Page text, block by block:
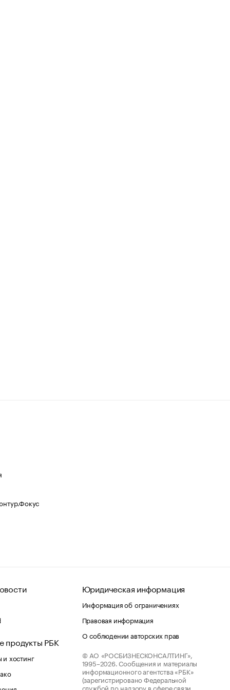
продукты РБК
хостинг
Юридическая информация
Информация об ограничениях
Правовая информация
О соблюдении авторских прав
© АО «РОСБИЗНЕСКОНСАЛТИНГ»,
1995–2026. Сообщения и материалы
информационного агентства «РБК»
(зарегистрировано Федеральной
службой по надзору в сфере связи,